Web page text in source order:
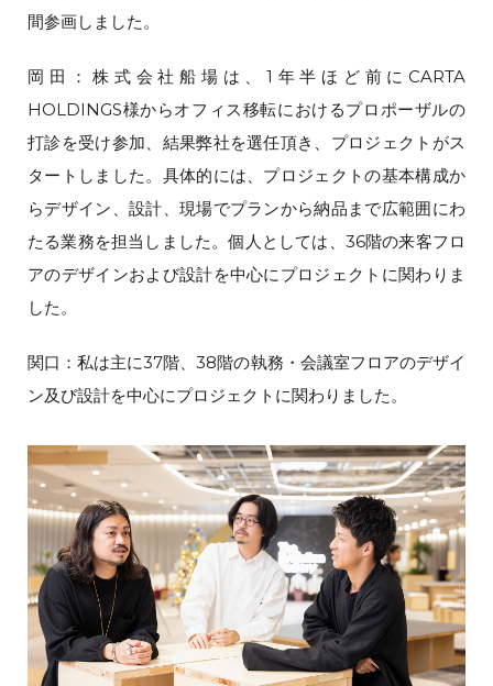
間参画しました。
岡田：株式会社船場は、1年半ほど前にCARTA
HOLDINGS様からオフィス移転におけるプロポーザルの
打診を受け参加、結果弊社を選任頂き、プロジェクトがス
タートしました。具体的には、プロジェクトの基本構成か
らデザイン、設計、現場でプランから納品まで広範囲にわ
たる業務を担当しました。個人としては、36階の来客フロ
アのデザインおよび設計を中心にプロジェクトに関わりま
した。
関口：私は主に37階、38階の執務・会議室フロアのデザイ
ン及び設計を中心にプロジェクトに関わりました。